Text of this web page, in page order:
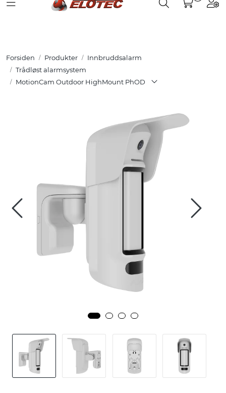
Skip to main content Partnerweb
Toggle navigation Toggle search
Forsiden Produkter
Innbruddsalarm
Trådløst alarmsystem
MotionCam Outdoor HighMount PhOD
Løsninger